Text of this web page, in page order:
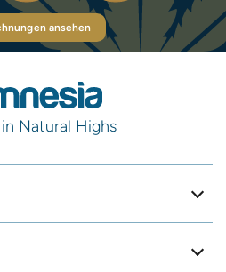
ansehen
Natural Highs